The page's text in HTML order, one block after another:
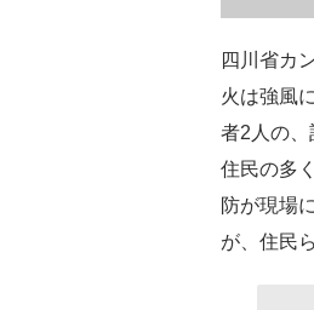
四川省カ
火は強風
者2人の
住民の多
防が現場
が、住民